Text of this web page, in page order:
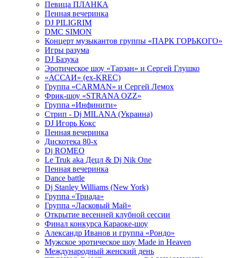
Певица ПЛАНКА
Пенная вечеринка
DJ PILIGRIM
DMC SIMON
Концерт музыкантов группы «ПАРК ГОРЬКОГО»
Игры разума
DJ Базука
Эротическое шоу «Тарзан» и Сергей Глушко
«АССАИ» (ex-KREC)
Группа «CARMAN» и Сергей Лемох
Фрик-шоу «STRANA OZZ»
Группа «Инфинити»
Стрип - Dj MILANA (Украина)
DJ Игорь Кокс
Пенная вечеринка
Дискотека 80-х
Dj ROMEO
Le Truk aka Децл & Dj Nik One
Пенная вечеринка
Dance battle
Dj Stanley Williams (New York)
Группа «Триада»
Группа «Ласковый Май»
Открытие весенней клубной сессии
Финал конкурса Караоке-шоу
Александр Иванов и группа «Рондо»
Мужское эротическое шоу Made in Heaven
Международный женский день